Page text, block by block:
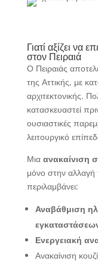
Γιατί αξίζει να
στον Πειραιά
Ο Πειραιάς
της Αττικής, με
αρχιτεκτονικής.
κατασκευαστεί
ουσιαστικές
λειτουργικό
Μια ανακαίνιση
μόνο στην
περιλαμβάνει:
Αναβάθμιση
Ενεργειακή
Ανακαίνιση